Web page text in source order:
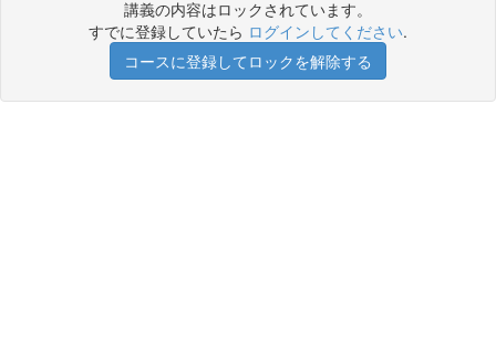
講義の内容はロックされています。
すでに登録していたら ログインしてください.
コースに登録してロックを解除する